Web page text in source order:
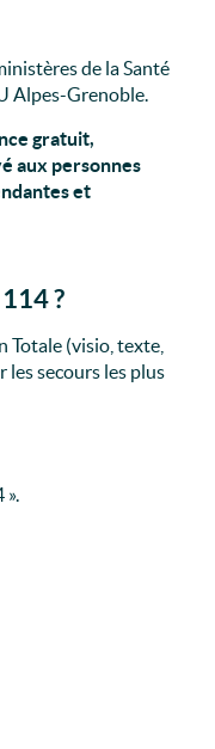
de la Santé
Alpes-Grenoble.
gratuit,
aux personnes
et
?
Totale (visio, texte,
les secours les plus
».